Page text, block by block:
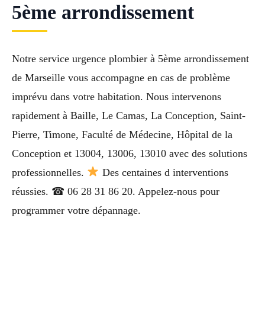
5ème arrondissement
Notre service urgence plombier à 5ème arrondissement
de Marseille vous accompagne en cas de problème
imprévu dans votre habitation. Nous intervenons
rapidement à Baille, Le Camas, La Conception, Saint-
Pierre, Timone, Faculté de Médecine, Hôpital de la
Conception et 13004, 13006, 13010 avec des solutions
professionnelles.
Des centaines d interventions
réussies. ☎ 06 28 31 86 20. Appelez-nous pour
programmer votre dépannage.